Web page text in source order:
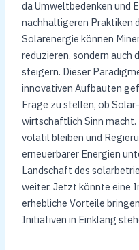
da Umweltbedenken und
nachhaltigeren Praktiken
Solarenergie können
reduzieren, sondern auch
steigern. Dieser
innovativen Aufbauten
Frage zu stellen, ob
wirtschaftlich Sinn macht.
volatil bleiben und
erneuerbarer Energien
Landschaft des
weiter. Jetzt könnte eine
erhebliche Vorteile
Initiativen in Einklang